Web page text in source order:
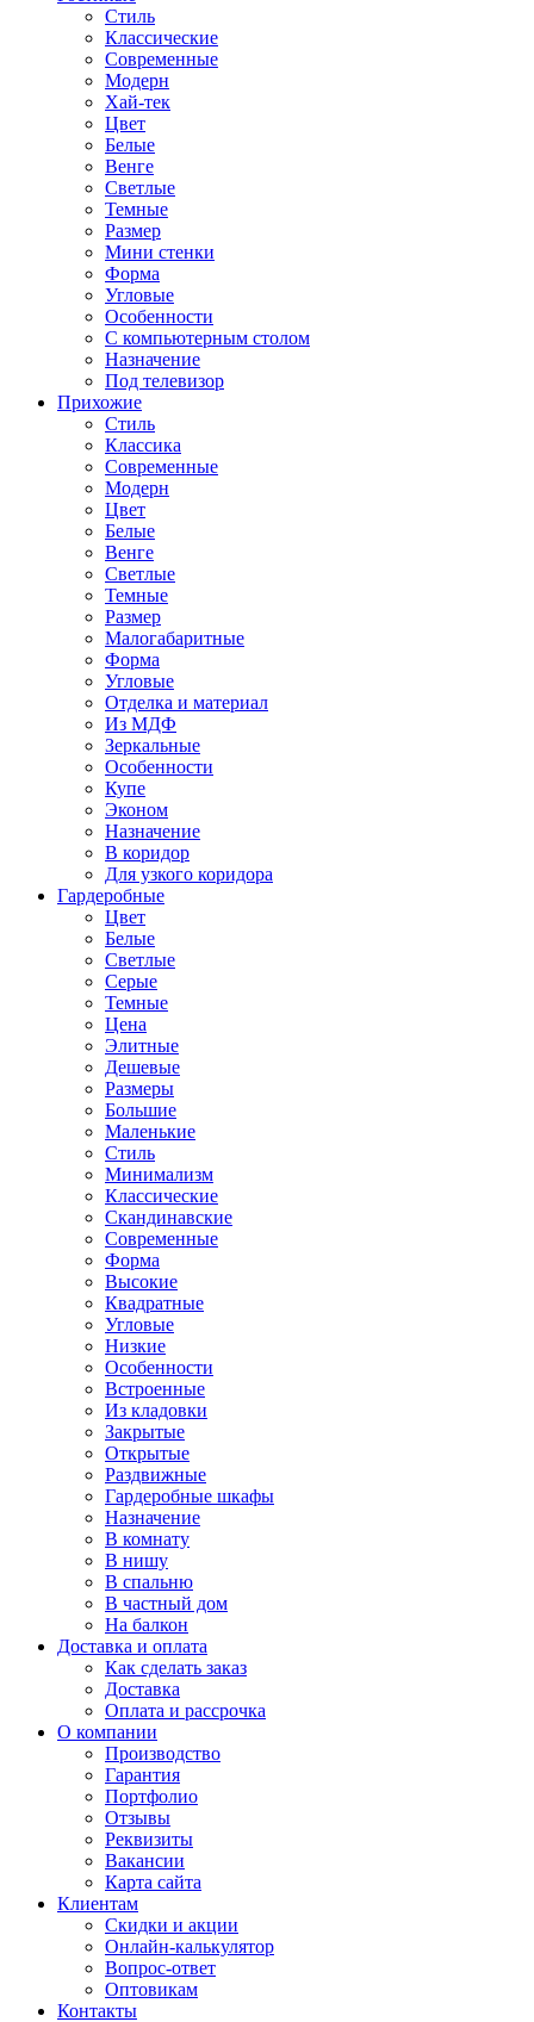
Стиль
Классические
Современные
Модерн
Хай-тек
Цвет
Белые
Венге
Светлые
Темные
Размер
Мини стенки
Форма
Угловые
Особенности
С компьютерным столом
Назначение
Под телевизор
Прихожие
Стиль
Классика
Современные
Модерн
Цвет
Белые
Венге
Светлые
Темные
Размер
Малогабаритные
Форма
Угловые
Отделка и материал
Из МДФ
Зеркальные
Особенности
Купе
Эконом
Назначение
В коридор
Для узкого коридора
Гардеробные
Цвет
Белые
Светлые
Серые
Темные
Цена
Элитные
Дешевые
Размеры
Большие
Маленькие
Стиль
Минимализм
Классические
Скандинавские
Современные
Форма
Высокие
Квадратные
Угловые
Низкие
Особенности
Встроенные
Из кладовки
Закрытые
Открытые
Раздвижные
Гардеробные шкафы
Назначение
В комнату
В нишу
В спальню
В частный дом
На балкон
Доставка и оплата
Как сделать заказ
Доставка
Оплата и рассрочка
О компании
Производство
Гарантия
Портфолио
Отзывы
Реквизиты
Вакансии
Карта сайта
Клиентам
Скидки и акции
Онлайн-калькулятор
Вопрос-ответ
Оптовикам
Контакты